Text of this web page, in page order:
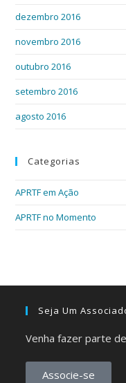
dezembro 2016
novembro 2016
outubro 2016
setembro 2016
agosto 2016
Categorias
APRTF em Ação
APRTF no Momento
Seja Um
Venha fazer parte
Associe-se